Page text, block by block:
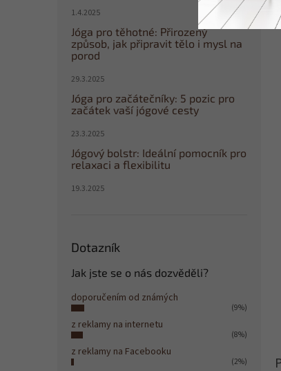
1.4.2025
Jóga pro těhotné: Přirozený
způsob, jak připravit tělo i mysl na
porod
29.3.2025
Jóga pro začátečníky: 5 pozic pro
začátek vaší jógové cesty
23.3.2025
Jógový bolstr: Ideální pomocník pro
relaxaci a flexibilitu
19.3.2025
Dotazník
Jak jste se o nás dozvěděli?
doporučením od známých
(9%)
z reklamy na internetu
(8%)
z reklamy na Facebooku
(2%)